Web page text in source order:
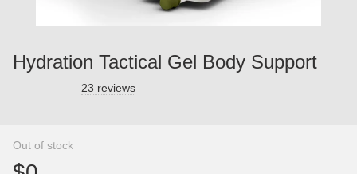
Hydration Tactical Gel Body Support
23 reviews
Out of stock